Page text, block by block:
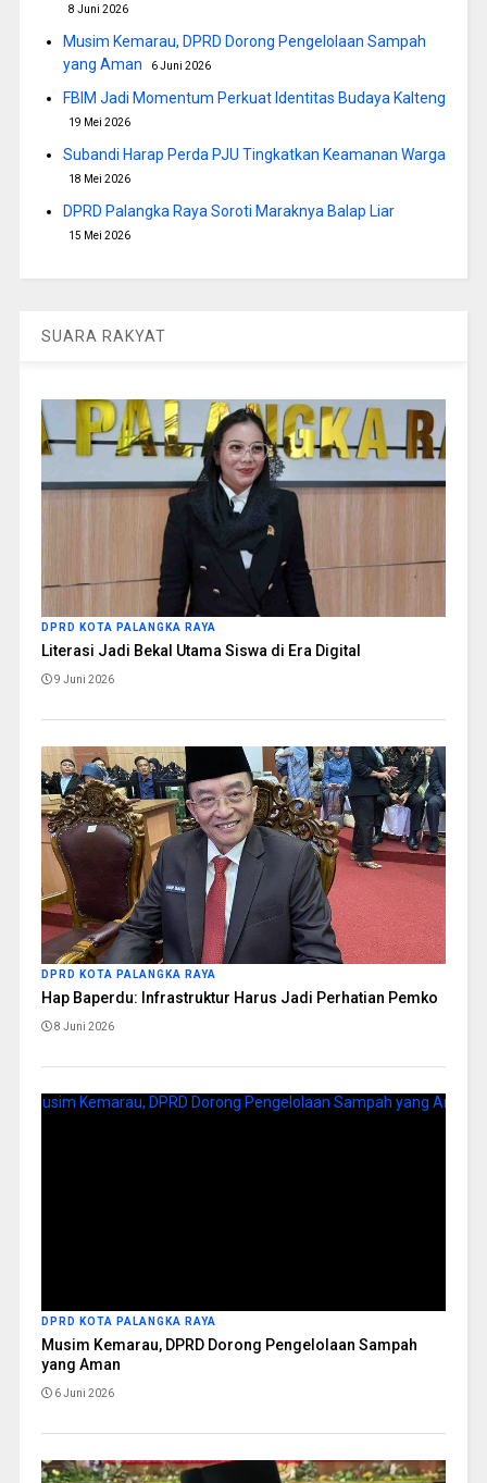
8 Juni 2026
Musim Kemarau, DPRD Dorong Pengelolaan Sampah
yang Aman
6 Juni 2026
FBIM Jadi Momentum Perkuat Identitas Budaya Kalteng
19 Mei 2026
Subandi Harap Perda PJU Tingkatkan Keamanan Warga
18 Mei 2026
DPRD Palangka Raya Soroti Maraknya Balap Liar
15 Mei 2026
SUARA RAKYAT
DPRD KOTA PALANGKA RAYA
Literasi Jadi Bekal Utama Siswa di Era Digital
9 Juni 2026
DPRD KOTA PALANGKA RAYA
Hap Baperdu: Infrastruktur Harus Jadi Perhatian Pemko
8 Juni 2026
DPRD KOTA PALANGKA RAYA
Musim Kemarau, DPRD Dorong Pengelolaan Sampah
yang Aman
6 Juni 2026